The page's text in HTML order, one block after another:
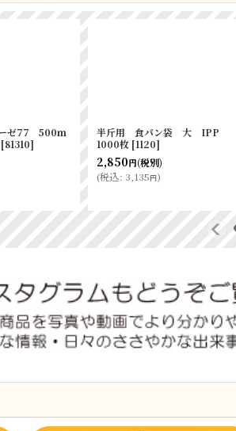
IPP
ニトリルグローブ ブルーSS 粉
なし 1００入
1,450円(税別)
(税込: 1,595円)